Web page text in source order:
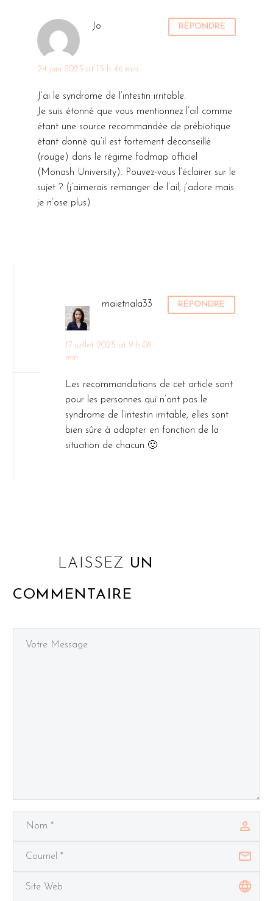
Jo
24 juin 2025 at 15 h 46 min
RÉPONDRE
J’ai le syndrome de l’intestin irritable.
Je suis étonné que vous mentionnez l’ail comme
étant une source recommandée de prébiotique
étant donné qu’il est fortement déconseillé
(rouge) dans le régime fodmap officiel
(Monash University). Pouvez-vous l’éclairer sur le
sujet ? (j’aimerais remanger de l’ail, j’adore mais
je n’ose plus)
maietnala33
17 juillet 2025 at 9 h 08
min
RÉPONDRE
Les recommandations de cet article sont
pour les personnes qui n’ont pas le
syndrome de l’intestin irritable, elles sont
bien sûre à adapter en fonction de la
situation de chacun 🙂
LAISSEZ UN
COMMENTAIRE